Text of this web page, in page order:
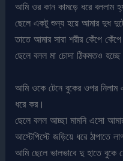
আমি ওর কান কামড়ে ধরে বললাম
ছেলে একটু শুন্য হয়ে আমার দুধ
তাতে আমার সারা শরীর কেঁপে
ছেলে বলল মা চোদা ঠিকমতও
আমি ওকে টেনে বুকের ওপর নিলাম
ধরে কর।
ছেলে বলল আচ্ছা মামনি এসো
আস্টেপিস্টে জড়িয়ে ধরে ঠাপাতে
আমি ছেলে ভালভাবে দু হাতে বুকে